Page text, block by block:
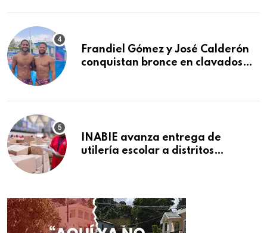
Frandiel Gómez y José Calderón
conquistan bronce en clavados
INABIE avanza entrega de
utilería escolar a distritos